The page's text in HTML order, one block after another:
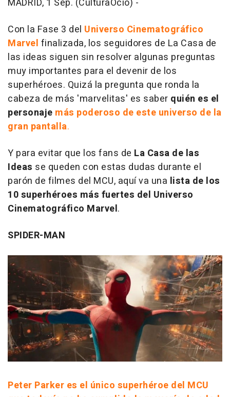
Con la Fase 3 del Universo Cinematográfico
Marvel finalizada, los seguidores de La Casa de
las ideas siguen sin resolver algunas preguntas
muy importantes para el devenir de los
superhéroes. Quizá la pregunta que ronda la
cabeza de más 'marvelitas' es saber quién es el
personaje más poderoso de este universo de la
gran pantalla.
Y para evitar que los fans de La Casa de las
Ideas se queden con estas dudas durante el
parón de filmes del MCU, aquí va una lista de los
10 superhéroes más fuertes del Universo
Cinematográfico Marvel.
SPIDER-MAN
Peter Parker es el único superhéroe del MCU